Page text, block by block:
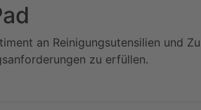
an Reinigungsutensilien und
zu erfüllen.